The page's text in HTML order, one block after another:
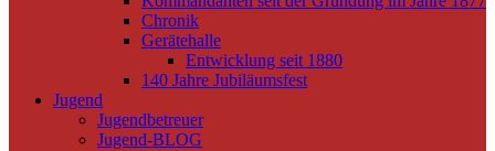
Chronik
Gerätehalle
Entwicklung seit 1880
140 Jahre Jubiläumsfest
Jugend
Jugendbetreuer
Jugend-BLOG